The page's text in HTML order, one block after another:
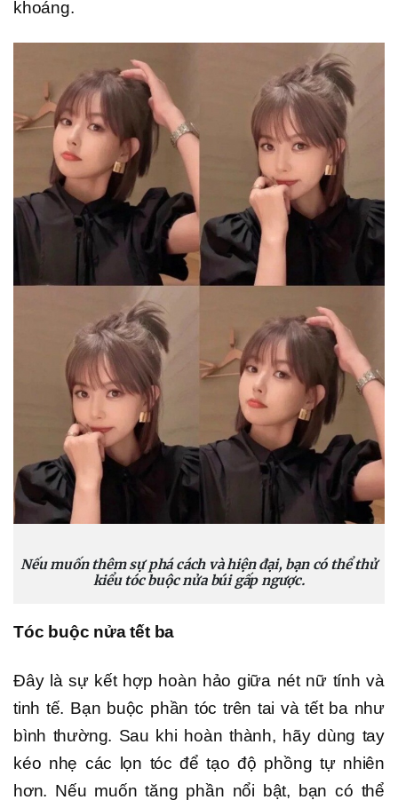
khoáng.
Nếu muốn thêm sự phá cách và hiện đại, bạn có thể thử
kiểu tóc buộc nửa búi gấp ngược.
Tóc buộc nửa tết ba
Đây là sự kết hợp hoàn hảo giữa nét nữ tính và
tinh tế. Bạn buộc phần tóc trên tai và tết ba như
bình thường. Sau khi hoàn thành, hãy dùng tay
kéo nhẹ các lọn tóc để tạo độ phồng tự nhiên
hơn. Nếu muốn tăng phần nổi bật, bạn có thể